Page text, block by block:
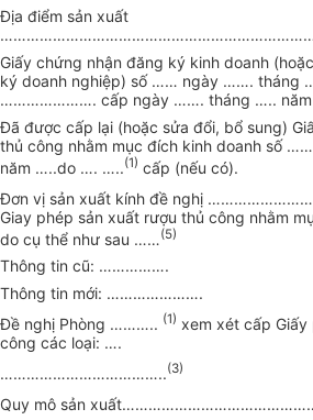
Địa điểm sản xuất
Giấy chứng nhận đăng ký kinh doanh
ký doanh nghiệp) số …… ngày ……. tháng
…………………. cấp ngày ……. tháng ….. năm
Đã được cấp lại (hoặc sửa đổi, bổ sung)
thủ công nhằm mục đích kinh doanh số
năm …..do …. …..(1) cấp (nếu có).
Đơn vị sản xuất kính đề nghị
Giay phép sản xuất rượu thủ công nhằm
do cụ thể như sau
(5)
Thông tin cũ: …………….
Thông tin mới: ………………….
Đề nghị Phòng ……….. (1) xem xét cấp
công các loại: ….
………………………………..(3)
Quy mô sản xuất